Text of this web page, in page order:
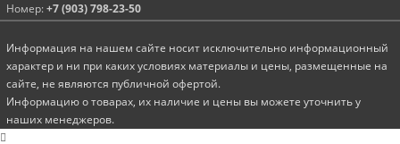
Номер:+7 (903) 798-23-50
Информация на нашем сайте носит исключительно информационный
характер и ни при каких условиях материалы и цены, размещенные на
сайте, не являются публичной офертой.
Информацию о товарах, их наличие и цены вы можете уточнить у
наших менеджеров.